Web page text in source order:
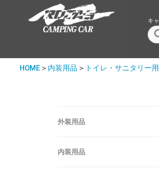
キ
HOME ＞ 内装用品 ＞ トイレ・サニタリー
外装用品
内装用品